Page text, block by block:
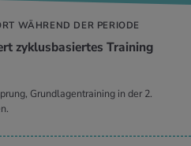
WÄHREND DER PERIODE
zyklusbasiertes Training
Grundlagentraining in der 2.